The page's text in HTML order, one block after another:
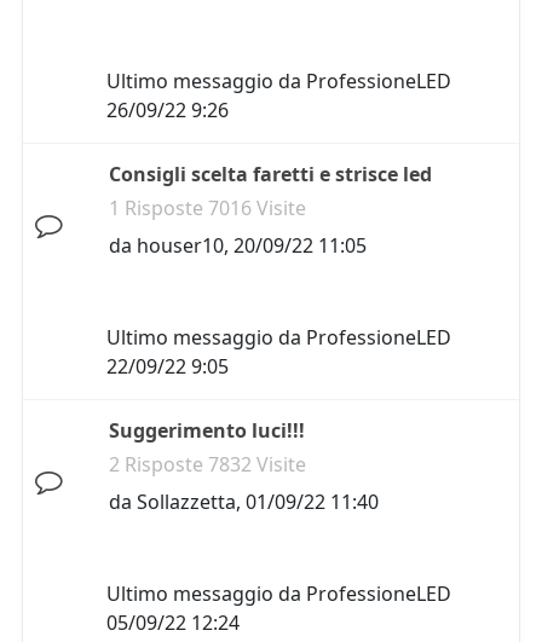
Ultimo messaggio da ProfessioneLED
26/09/22 9:26
Consigli scelta faretti e strisce led
1 Risposte 7016 Visite
da houser10, 20/09/22 11:05
Ultimo messaggio da ProfessioneLED
22/09/22 9:05
Suggerimento luci!!!
2 Risposte 7832 Visite
da Sollazzetta, 01/09/22 11:40
Ultimo messaggio da ProfessioneLED
05/09/22 12:24